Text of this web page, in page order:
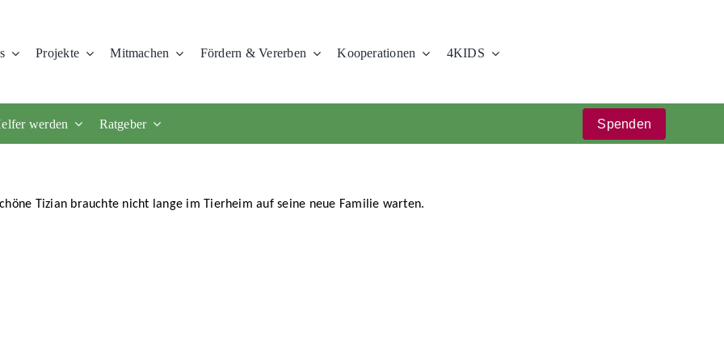
Projekte Mitmachen Fördern & Vererben Kooperationen 4KIDS
werden Ratgeber Spenden
Tizian brauchte nicht lange im Tierheim auf seine neue Familie warten.